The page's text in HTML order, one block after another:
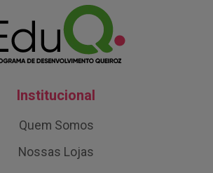
Institucional
Quem Somos
Nossas Lojas